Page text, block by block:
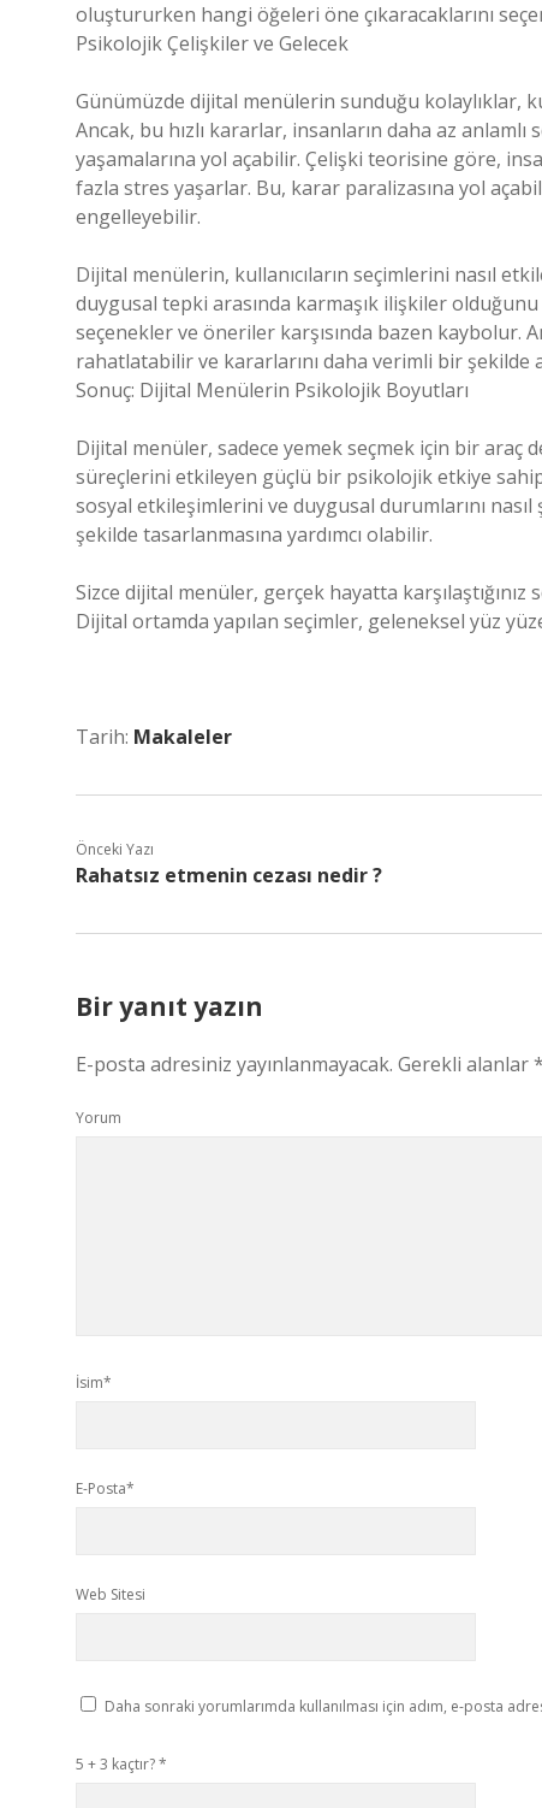
oluştururken hangi öğeleri öne çıkaracaklarını
Psikolojik Çelişkiler ve Gelecek
Günümüzde dijital menülerin sunduğu kolaylıklar,
Ancak, bu hızlı kararlar, insanların daha az
yaşamalarına yol açabilir. Çelişki teorisine göre,
fazla stres yaşarlar. Bu, karar paralizasına yol
engelleyebilir.
Dijital menülerin, kullanıcıların seçimlerini nasıl
duygusal tepki arasında karmaşık ilişkiler
seçenekler ve öneriler karşısında bazen kaybolur.
rahatlatabilir ve kararlarını daha verimli bir şekilde
Sonuç: Dijital Menülerin Psikolojik Boyutları
Dijital menüler, sadece yemek seçmek için bir araç
süreçlerini etkileyen güçlü bir psikolojik etkiye
sosyal etkileşimlerini ve duygusal durumlarını
şekilde tasarlanmasına yardımcı olabilir.
Sizce dijital menüler, gerçek hayatta
Dijital ortamda yapılan seçimler, geleneksel yüz
Tarih: Makaleler
Önceki Yazı
Rahatsız etmenin cezası nedir ?
Bir yanıt yazın
E-posta adresiniz yayınlanmayacak. Gerekli alanlar*
Yorum
İsim*
E-Posta*
Web Sitesi
Daha sonraki yorumlarımda kullanılması için adım, e-posta
5 + 3 kaçtır?*